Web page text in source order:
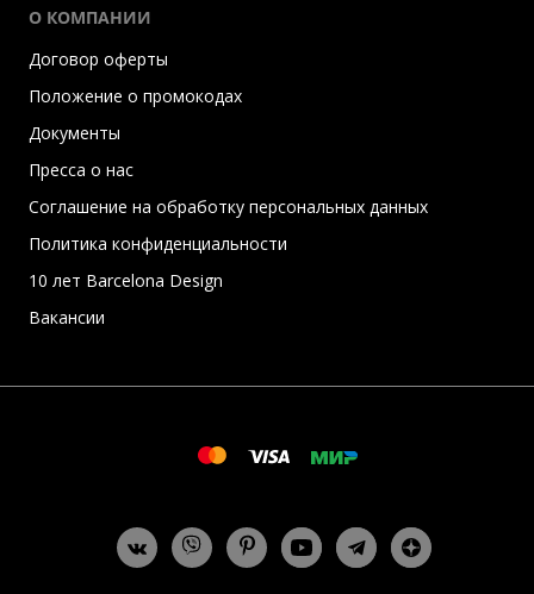
О КОМПАНИИ
Договор оферты
Положение о промокодах
Документы
Пресса о нас
Соглашение на обработку персональных данных
Политика конфиденциальности
10 лет Barcelona Design
Вакансии